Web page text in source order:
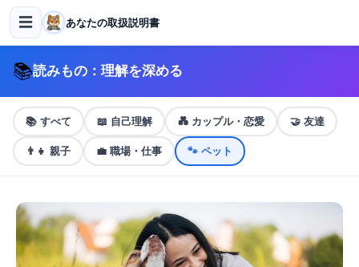
☰ あなたの取扱説明書
📚読みもの：理解を深める
📚 すべて 📖 自己理解 💑 カップル・恋愛 🤝 友達
👨‍👧 親子 💼 職場・仕事 🐾 ペット